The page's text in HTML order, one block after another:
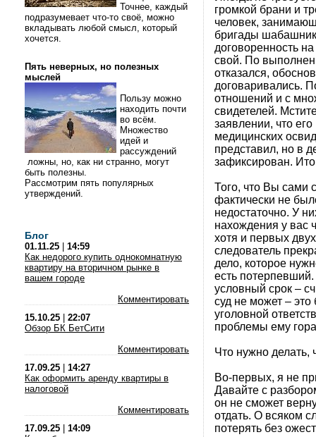
Точнее, каждый
подразумевает что-то своё, можно
вкладывать любой смысл, который
хочется.
Пять неверных, но полезных
мыслей
Пользу можно
находить почти
во всём.
Множество
идей и
рассуждений
ложны, но, как ни странно, могут
быть полезны.
Рассмотрим пять популярных
утверждений.
Блог
01.11.25
14:59
Как недорого купить однокомнатную
квартиру на вторичном рынке в
вашем городе
Комментировать
15.10.25
22:07
Обзор БК БетСити
Комментировать
17.09.25
14:27
Как оформить аренду квартиры в
налоговой
Комментировать
17.09.25
14:09
громкой брани и
человек,
бригады
договоренность
свой. По
отказался,
договаривались.
отношений и с
свидетелей.
заявлении, что
медицинских
представил, но в
зафиксирован.
Того, что Вы сами
фактически не
недостаточно. У
нахождения у вас
хотя и первых
следователь
дело, которое
есть
условный срок –
суд не может –
уголовной
проблемы ему
Что нужно делать,
Во-первых, я не
Давайте с
он не сможет
отдать. О всяком
потерять без